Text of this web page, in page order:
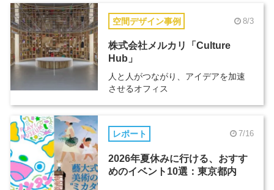
空間デザイン事例 8/3
株式会社メルカリ「Culture
Hub」
人と人がつながり、アイデアを加速
させるオフィス
レポート 7/16
2026年夏休みに行ける、おすす
めのイベント10選：東京都内